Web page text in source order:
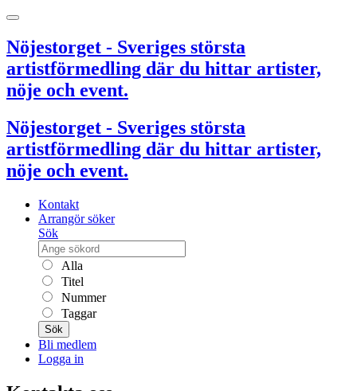
Nöjestorget - Sveriges största
artistförmedling där du hittar artister,
nöje och event.
Nöjestorget - Sveriges största
artistförmedling där du hittar artister,
nöje och event.
Kontakt
Arrangör söker
Sök
Alla
Titel
Nummer
Taggar
Sök
Bli medlem
Logga in